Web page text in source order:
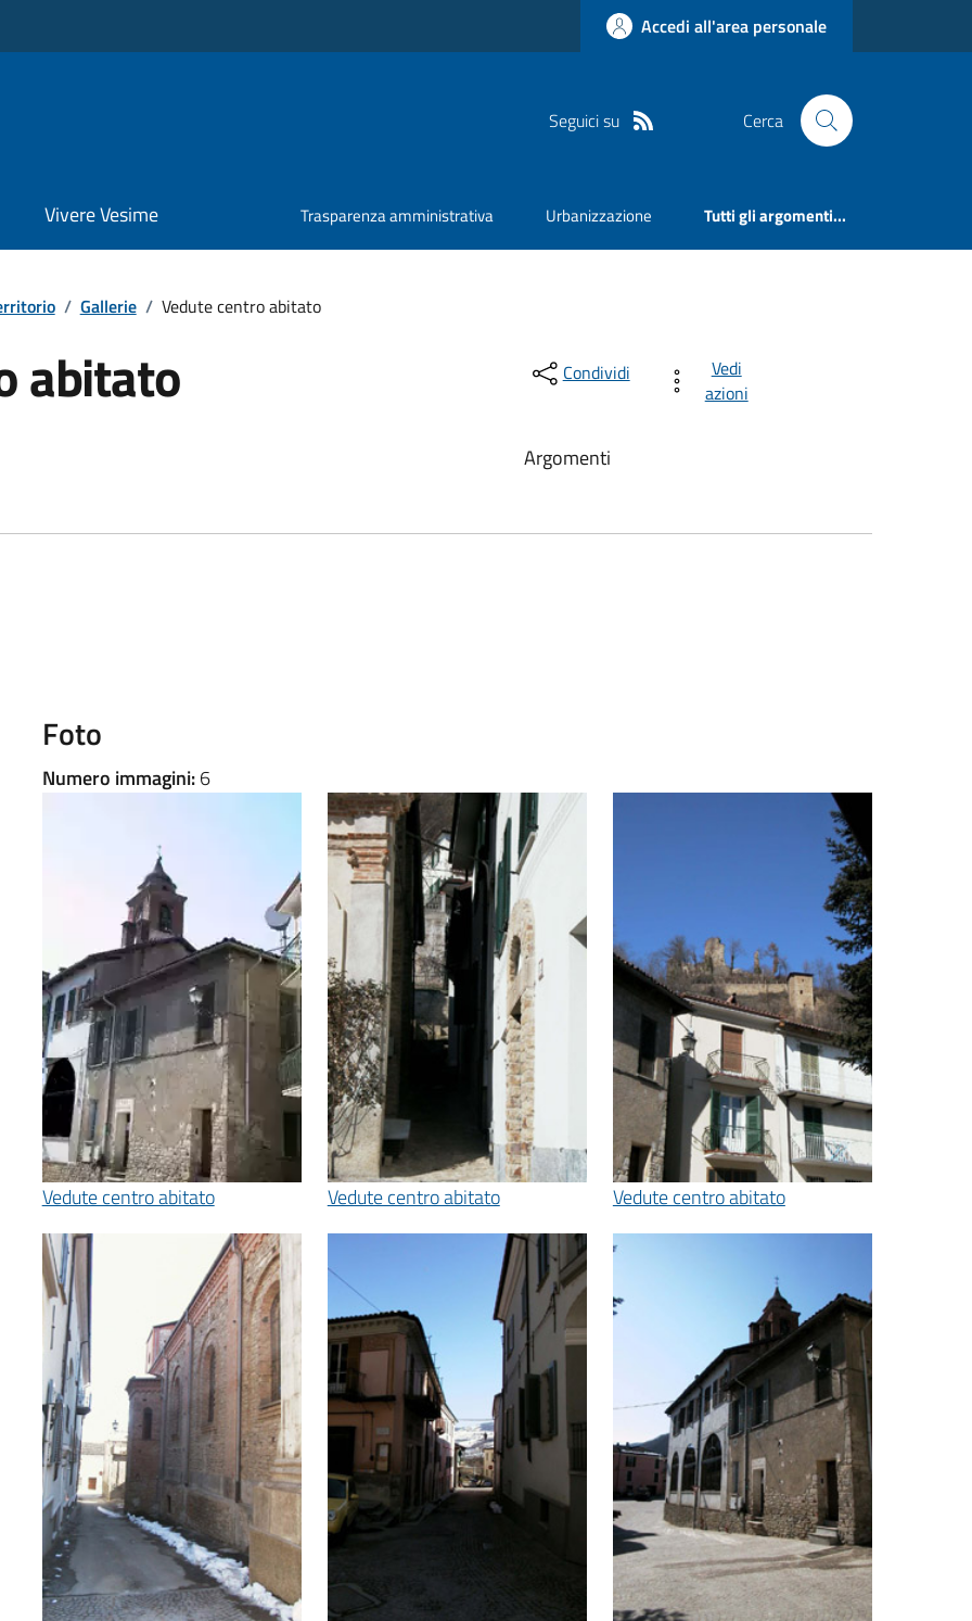
Accedi all'area personale
Seguici su Cerca
Vivere Vesime Trasparenza amministrativa Urbanizzazione Tutti gli argomenti...
/ Gallerie / Vedute centro abitato
abitato Condividi
Vedi
azioni
Argomenti
Foto
Numero immagini:6
Vedute centro abitato Vedute centro abitato Vedute centro abitato